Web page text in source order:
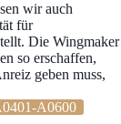
wir auch
für
Die Wingmaker
so erschaffen,
geben muss,
A0600